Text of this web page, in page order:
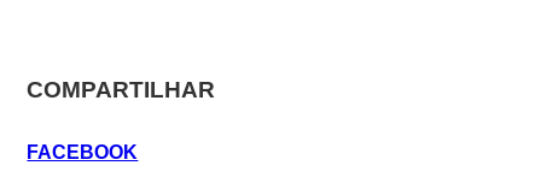
COMPARTILHAR
FACEBOOK